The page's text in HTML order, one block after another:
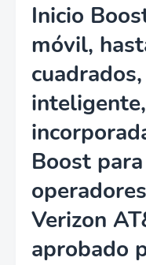
Inicio
móvil,
Boost
Verizon
aprobado